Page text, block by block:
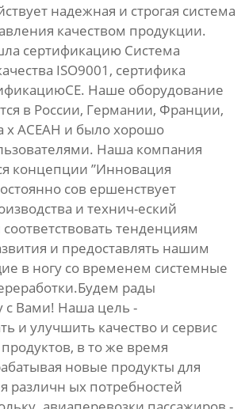
надежная и строгая система
качеством продукции.
сертификацию Система
ISO9001, сертифика
Наше оборудование
в России, Германии, Франции,
х АСЕАН и было хорошо
Наша компания
концепции ”Инновация
сов ершенствует
и технич-еский
тенденциям
и предоставлять нашим
в ногу со временем системные
рады
с Вами! Наша цель -
и улучшить качество и сервис
в то же время
новые продукты для
различн ых потребностей